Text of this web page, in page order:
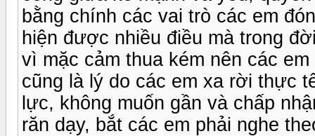
bằng chính các vai trò các em
hiện được nhiều điều mà trong
vì mặc cảm thua kém nên các
cũng là lý do các em xa rời thực
lực, không muốn gần và chấp
răn dạy, bắt các em phải nghe